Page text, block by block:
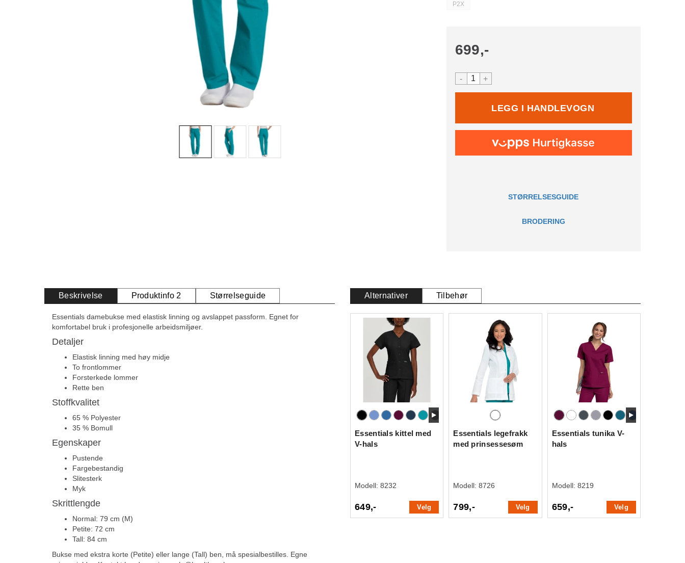
P2X
699,-
- +
STØRRELSESGUIDE
BRODERING
Beskrivelse Produktinfo 2 Størrelseguide
Essentials damebukse med elastisk linning og avslappet passform. Egnet for
komfortabel bruk i profesjonelle arbeidsmiljøer.
Detaljer
Elastisk linning med høy midje
To frontlommer
Forsterkede lommer
Rette ben
Stoffkvalitet
65 % Polyester
35 % Bomull
Egenskaper
Pustende
Fargebestandig
Slitesterk
Myk
Skrittlengde
Normal: 79 cm (M)
Petite: 72 cm
Tall: 84 cm
Bukse med ekstra korte (Petite) eller lange (Tall) ben, må spesialbestilles. Egne
Alternativer Tilbehør
Essentials kittel med
V-hals
Modell: 8232
649,- Velg
Essentials legefrakk
med prinsessesøm
Modell:8726
799,- Velg
Essentials tunika V-
hals
Modell: 8219
659,- Velg